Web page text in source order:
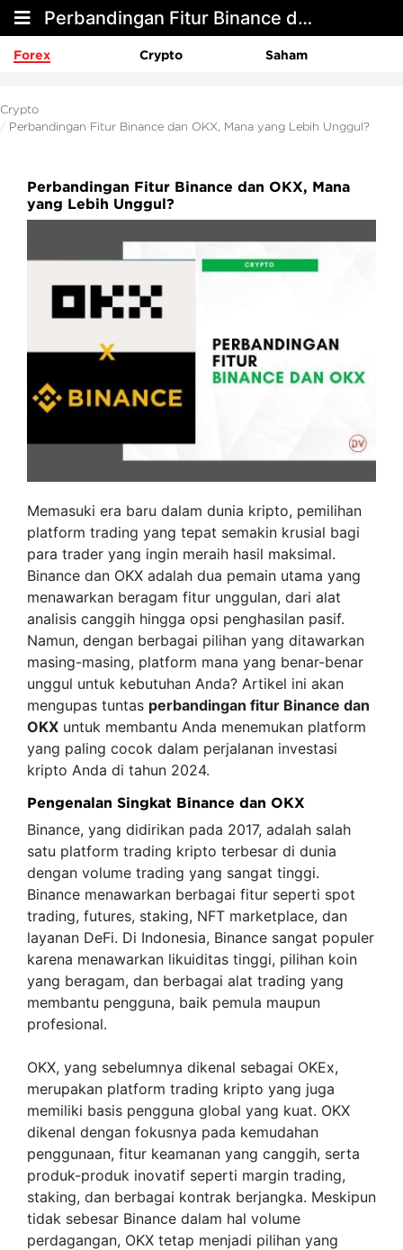
Perbandingan Fitur Binance dan OKX, Mana yang Lebih Unggul?
Forex Crypto Saham
Crypto
Perbandingan Fitur Binance dan OKX, Mana yang Lebih Unggul?
Perbandingan Fitur Binance dan OKX, Mana
yang Lebih Unggul?
Memasuki era baru dalam dunia kripto, pemilihan
platform trading yang tepat semakin krusial bagi
para trader yang ingin meraih hasil maksimal.
Binance dan OKX adalah dua pemain utama yang
menawarkan beragam fitur unggulan, dari alat
analisis canggih hingga opsi penghasilan pasif.
Namun, dengan berbagai pilihan yang ditawarkan
masing-masing, platform mana yang benar-benar
unggul untuk kebutuhan Anda? Artikel ini akan
mengupas tuntas perbandingan fitur Binance dan
OKX untuk membantu Anda menemukan platform
yang paling cocok dalam perjalanan investasi
kripto Anda di tahun 2024.
Pengenalan Singkat Binance dan OKX
Binance, yang didirikan pada 2017, adalah salah
satu platform trading kripto terbesar di dunia
dengan volume trading yang sangat tinggi.
Binance menawarkan berbagai fitur seperti spot
trading, futures, staking, NFT marketplace, dan
layanan DeFi. Di Indonesia, Binance sangat populer
karena menawarkan likuiditas tinggi, pilihan koin
yang beragam, dan berbagai alat trading yang
membantu pengguna, baik pemula maupun
profesional.
OKX, yang sebelumnya dikenal sebagai OKEx,
merupakan platform trading kripto yang juga
memiliki basis pengguna global yang kuat. OKX
dikenal dengan fokusnya pada kemudahan
penggunaan, fitur keamanan yang canggih, serta
produk-produk inovatif seperti margin trading,
staking, dan berbagai kontrak berjangka. Meskipun
tidak sebesar Binance dalam hal volume
perdagangan, OKX tetap menjadi pilihan yang